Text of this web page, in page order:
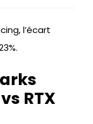
l’écart
RTX